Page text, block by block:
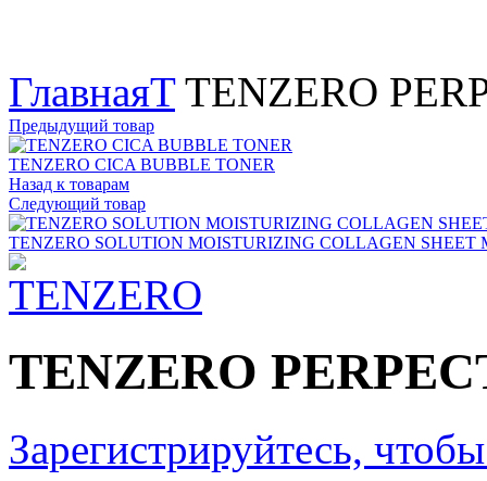
ГлавнаяTTENZERO
Предыдущий товар
TENZERO CICA BUBBLE TONER
Назад к товарам
Следующий товар
TENZERO SOLUTION MOISTURIZING COLLAGEN SHEET
TENZERO
Зарегистрируйтесь,